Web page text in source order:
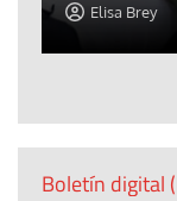
Elisa Brey
Boletín digital